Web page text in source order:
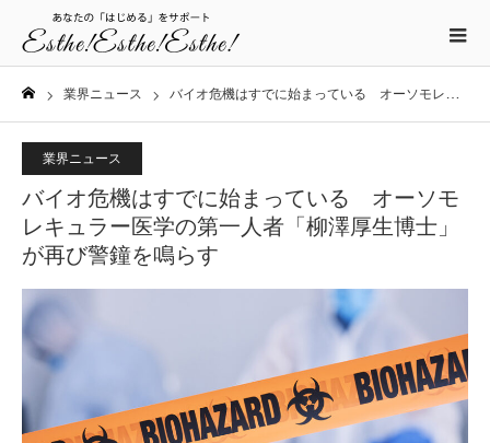
業界ニュース バイオ危機はすでに始まっている オーソモレキュラー医学の第一人者「柳澤厚生博士」が再び警鐘を鳴らす
業界ニュース
バイオ危機はすでに始まっている オーソモ
レキュラー医学の第一人者「柳澤厚生博士」
が再び警鐘を鳴らす